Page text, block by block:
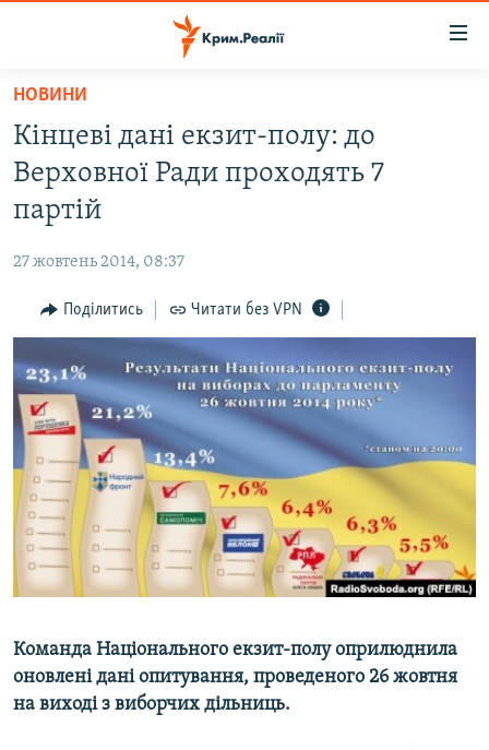
Перейти
основного
матеріалу
Перейти
до
основної
Перейти
до
пошуку
ВОДА.КРИМ
ВІДЕО ТА ФОТО
БЛОГИ
ПОГЛЯД
ІНТЕРВ'Ю
ВСЕ ЗА ДЕНЬ
СПЕЦПРОЕКТИ
ДЕПОРТАЦІЯ
ВІДЕОУРОКИ «ELIFBE»
СВІДЧЕННЯ ОКУПАЦІЇ
УКРАЇНСЬКА ПРОБЛЕМА КРИМУ
ЯК ОБІЙТИ БЛОКУВАННЯ
Русский
Qırımtatar
НОВИНИ
Кінцеві дані екзит-полу: до
Верховної Ради проходять 7
партій
27 жовтень 2014, 08:37
Поділитись Читати без VPN
Команда Національного екзит-полу оприлюднила
оновлені дані опитування, проведеного 26 жовтня
на виході з виборчих дільниць.